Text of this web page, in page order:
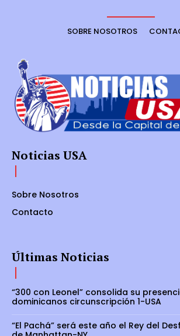
SOBRE NOSOTROS
Noticias USA
Sobre Nosotros
Contacto
Últimas Noticias
“300 con Leonel” consolida su
dominicanos circunscripción 1-USA
“El Pachá” será este año el Rey del